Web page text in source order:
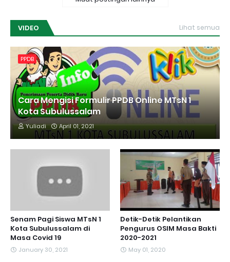
VIDEO Lihat semua
PPDB
Cara Mengisi Formulir PPDB Online MTsN 1
Kota Subulussalam
Yuliadi April 01, 2021
Senam Pagi Siswa MTsN 1
Kota Subulussalam di
Masa Covid 19
January 30, 2021
Detik-Detik Pelantikan
Pengurus OSIM Masa Bakti
2020-2021
May 01, 2020